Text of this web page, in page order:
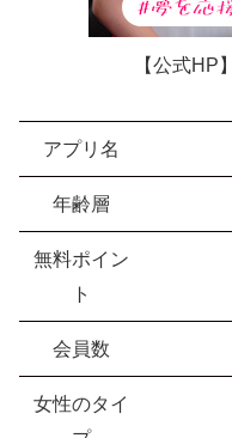
【公式HP】
アプリ名
年齢層
無料ポイン
ト
会員数
女性のタイ